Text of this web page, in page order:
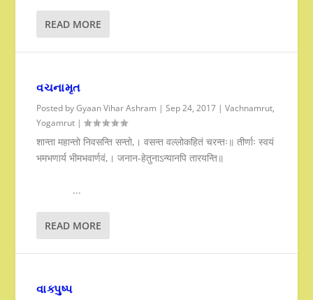
READ MORE
વચનામૃત
Posted byGyaan Vihar Ashram |Sep 24, 2017 |Vachnamrut,
Yogamrut |
शान्ता महान्तो निवसन्ति सन्तो,। वसन्त वल्लोकहितं चरन्तः॥ तीर्णाः स्वयं
भमभणार्य भीमभवार्णवं,। जनान-हेतुनाऽन्यानपि तारयन्ति॥
...
READ MORE
વાક્પુષ્પ